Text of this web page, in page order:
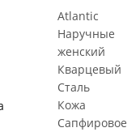
Atlantic
Наручные
женский
Кварцевый
Сталь
Кожа
Сапфировое